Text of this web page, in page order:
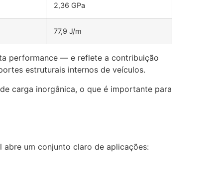
2,36 GPa
77,9 J/m
performance — e reflete a contribuição
estruturais internos de veículos.
carga inorgânica, o que é importante para
um conjunto claro de aplicações: